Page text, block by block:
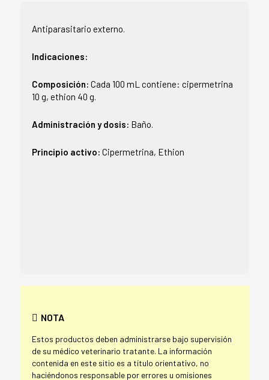
Antiparasitario externo.
Indicaciones:
Composición: Cada 100 mL contiene: cipermetrina
10 g, ethion 40 g.
Administración y dosis: Baño.
Principio activo: Cipermetrina, Ethion
NOTA
Estos productos deben administrarse bajo supervisión
de su médico veterinario tratante. La información
contenida en este sitio es a título orientativo, no
haciéndonos responsable por errores u omisiones